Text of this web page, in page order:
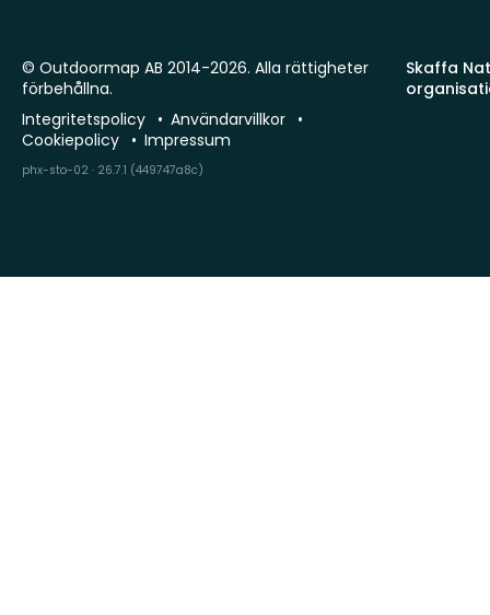
Skaffa
© Outdoormap AB 2014-2026. Alla rättigheter
förbehållna.
Integritetspolicy
Användarvillkor
Cookiepolicy
Impressum
phx-sto-02 · 26.7.1 (449747a8c)